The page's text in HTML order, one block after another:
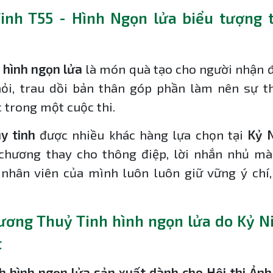
T55 - Hình Ngọn lửa biểu tượng
hình ngọn lửa là món quà tạo cho người nhận
trau dồi bản thân góp phần làm nên sự
trong một cuộc thi.
tinh được nhiều khác hàng lựa chọn tại Kỷ
thay cho thông điệp, lời nhắn nhủ
viên của mình luôn luôn giữ vững ý
Thuỷ Tinh hình ngọn lửa do Kỷ